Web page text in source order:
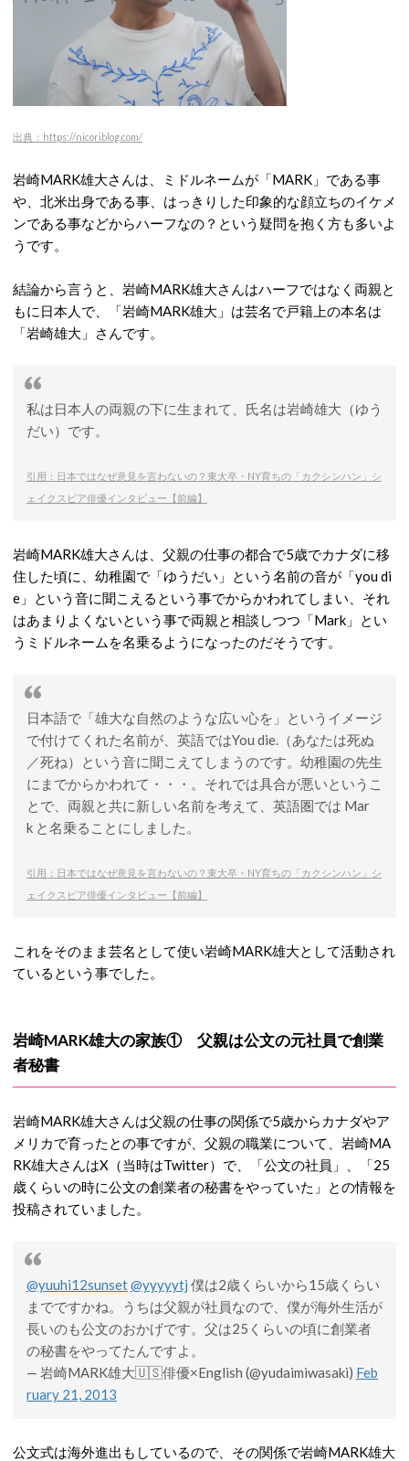
出典：https://nicoriblog.com/
岩崎MARK雄大さんは、ミドルネームが「MARK」である事
や、北米出身である事、はっきりした印象的な顔立ちのイケメ
ンである事などからハーフなの？という疑問を抱く方も多いよ
うです。
結論から言うと、岩崎MARK雄大さんはハーフではなく両親と
もに日本人で、「岩崎MARK雄大」は芸名で戸籍上の本名は
「岩崎雄大」さんです。
私は日本人の両親の下に生まれて、氏名は岩崎雄大（ゆう
だい）です。
引用：日本ではなぜ意見を言わないの？東大卒・NY育ちの「カクシンハン」シ
ェイクスピア俳優インタビュー【前編】
岩崎MARK雄大さんは、父親の仕事の都合で5歳でカナダに移
住した頃に、幼稚園で「ゆうだい」という名前の音が「you di
e」という音に聞こえるという事でからかわれてしまい、それ
はあまりよくないという事で両親と相談しつつ「Mark」とい
うミドルネームを名乗るようになったのだそうです。
日本語で「雄大な自然のような広い心を」というイメージ
で付けてくれた名前が、英語ではYou die.（あなたは死ぬ
／死ね）という音に聞こえてしまうのです。幼稚園の先生
にまでからかわれて・・・。それでは具合が悪いというこ
とで、両親と共に新しい名前を考えて、英語圏では Mar
k と名乗ることにしました。
引用：日本ではなぜ意見を言わないの？東大卒・NY育ちの「カクシンハン」シ
ェイクスピア俳優インタビュー【前編】
これをそのまま芸名として使い岩崎MARK雄大として活動され
ているという事でした。
岩崎MARK雄大の家族① 父親は公文の元社員で創業
者秘書
岩崎MARK雄大さんは父親の仕事の関係で5歳からカナダやア
メリカで育ったとの事ですが、父親の職業について、岩崎MA
RK雄大さんはX（当時はTwitter）で、「公文の社員」、「25
歳くらいの時に公文の創業者の秘書をやっていた」との情報を
投稿されていました。
@yuuhi12sunset@yyyyytj 僕は2歳くらいから15歳くらい
までですかね。うちは父親が社員なので、僕が海外生活が
長いのも公文のおかげです。父は25くらいの頃に創業者
の秘書をやってたんですよ。
— 岩崎MARK雄大🇺🇸俳優×English (@yudaimiwasaki) Feb
ruary 21, 2013
公文式は海外進出もしているので、その関係で岩崎MARK雄大